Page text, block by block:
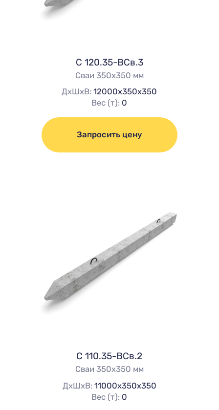
C 120.35-ВСв.3
Сваи 350х350 мм
ДхШхВ:12000х350х350
Вес (т): 0
Запросить цену
C 110.35-ВСв.2
Сваи 350х350 мм
ДхШхВ: 11000х350х350
Вес (т): 0